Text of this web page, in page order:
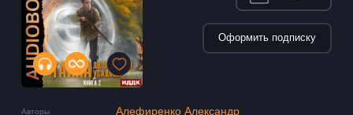
Авторы Алефиренко Александр
Оформить подписку